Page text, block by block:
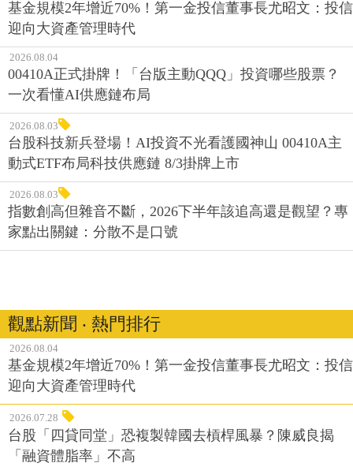
迎向大資產管理時代
2026.08.04
00410A正式掛牌！「台版主動QQQ」投資哪些股票？
一次看懂AI供應鏈布局
台股科技新兵登場！AI投資不光看護國神山 00410A主
動式ETF布局科技供應鏈 8/3掛牌上市
指數創高但雜音不斷，2026下半年該追高還是觀望？專
家點出關鍵：分散不是口號
2026.08.04
基金規模2年增近70%！第一金投信董事長尤昭文：投信
迎向大資產管理時代
台股「四貸同堂」恐複製韓國去槓桿風暴？陳威良揭
「融資體脂率」不高